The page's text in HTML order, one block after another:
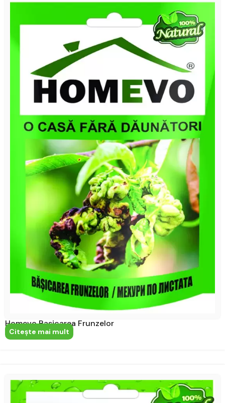
Homevo Basicarea Frunzelor
Citeşte mai mult